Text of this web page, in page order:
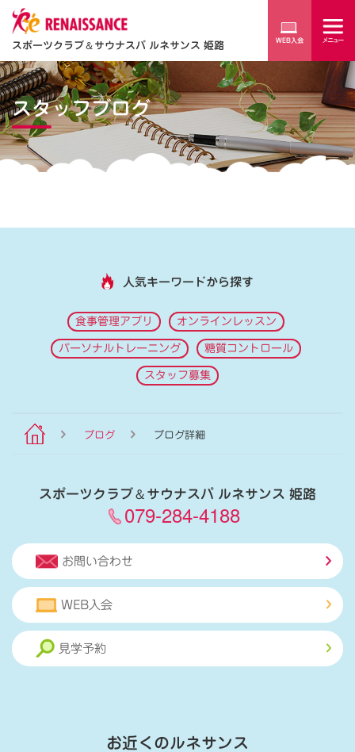
スポーツクラブ＆サウナスパ ルネサンス 姫路
スタッフブログ
人気キーワードから探す
食事管理アプリ オンラインレッスン
パーソナルトレーニング 糖質コントロール
スタッフ募集
ブログ ブログ詳細
スポーツクラブ＆サウナスパ ルネサンス 姫路
079-284-4188
お問い合わせ
WEB入会
見学予約
お近くのルネサンス